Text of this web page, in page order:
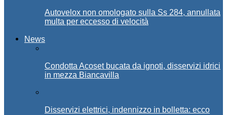
Autovelox non omologato sulla Ss 284, annullata
multa per eccesso di velocità
News
Condotta Acoset bucata da ignoti, disservizi idrici
in mezza Biancavilla
Disservizi elettrici, indennizzo in bolletta: ecco